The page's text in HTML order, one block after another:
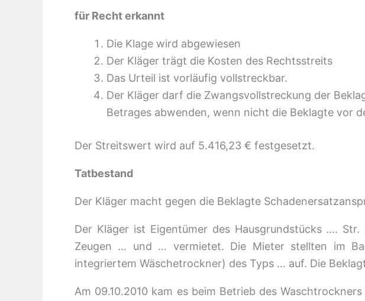
für Recht erkannt
Die Klage wird abgewiesen
Der Kläger trägt die Kosten des Rechtsstreits
Das Urteil ist vorläufig vollstreckbar.
Der Kläger darf die Zwangsvollstreckung der
Betrages abwenden, wenn nicht die Beklagte vor
Der Streitswert wird auf 5.416,23 € festgesetzt.
Tatbestand
Der Kläger macht gegen die Beklagte
Der Kläger ist Eigentümer des Hausgrundstücks ….
Zeugen … und … vermietet. Die Mieter stellten im
integriertem Wäschetrockner) des Typs … auf. Die
Am 09.10.2010 kam es beim Betrieb des